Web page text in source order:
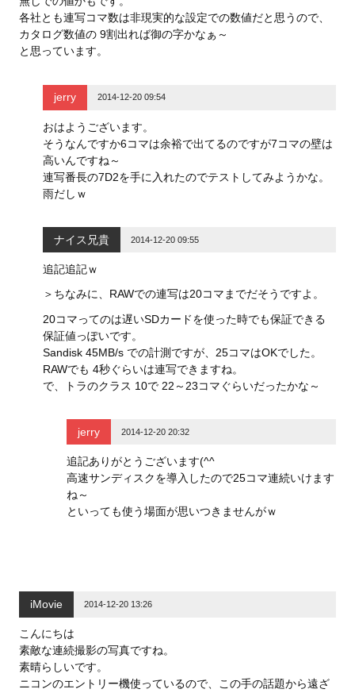
各社とも連写コマ数は非現実的な設定での数値だと思うので、
カタログ数値の 9割出れば御の字かなぁ～
と思っています。
jerry 2014-12-20 09:54
おはようございます。
そうなんですか6コマは余裕で出てるのですが7コマの壁は
高いんですね～
連写番長の7D2を手に入れたのでテストしてみようかな。
雨だしｗ
ナイス兄貴 2014-12-20 09:55
追記追記ｗ
＞ちなみに、RAWでの連写は20コマまでだそうですよ。
20コマってのは遅いSDカードを使った時でも保証できる
保証値っぽいです。
Sandisk 45MB/s での計測ですが、25コマはOKでした。
RAWでも 4秒ぐらいは連写できますね。
で、トラのクラス 10で 22～23コマぐらいだったかな～
jerry 2014-12-20 20:32
追記ありがとうございます(^^
高速サンディスクを導入したので25コマ連続いけます
ね～
といっても使う場面が思いつきませんがｗ
iMovie 2014-12-20 13:26
こんにちは
素敵な連続撮影の写真ですね。
素晴らしいです。
ニコンのエントリー機使っているので、この手の話題から遠ざ